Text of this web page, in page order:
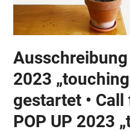
Ausschreibung
2023
gestartet •
POP UP 2023